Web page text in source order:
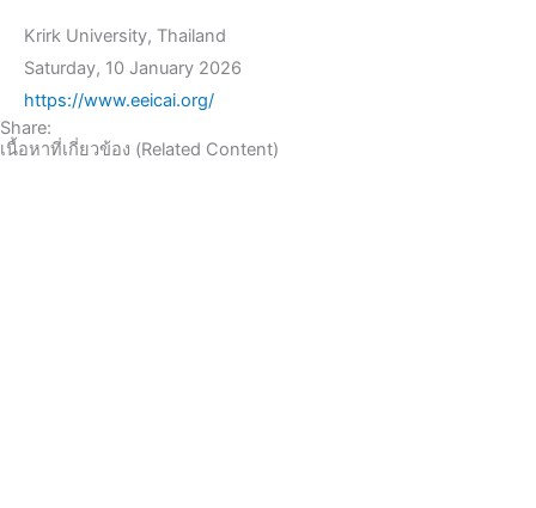
Krirk University, Thailand
Saturday, 10 January 2026
https://www.eeicai.org/
Share:
เนื้อหาที่เกี่ยวข้อง (Related Content)